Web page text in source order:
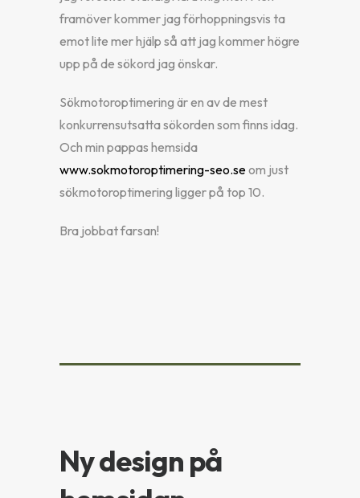
framöver kommer jag förhoppningsvis ta
emot lite mer hjälp så att jag kommer högre
upp på de sökord jag önskar.
Sökmotoroptimering är en av de mest
konkurrensutsatta sökorden som finns idag.
Och min pappas hemsida
www.sokmotoroptimering-seo.seom just
sökmotoroptimering ligger på top 10.
Bra jobbat farsan!
Ny design på